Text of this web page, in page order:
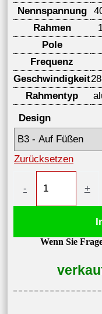
Nennspannung
Rahmen
Pole
Frequenz
Geschwindigkeit
Rahmentyp
Design
Zurücksetzen
-
3kW
2
+
Wenn Sie